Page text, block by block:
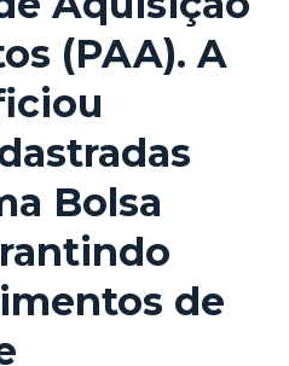
(PAA). A
Bolsa
de